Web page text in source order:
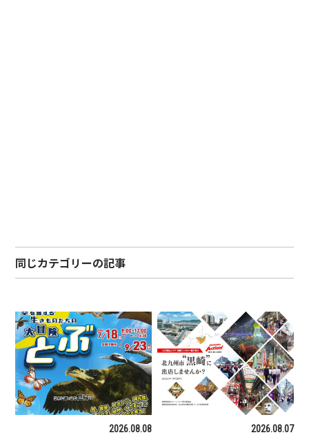
同じカテゴリーの記事
2026.08.08 2026.08.07